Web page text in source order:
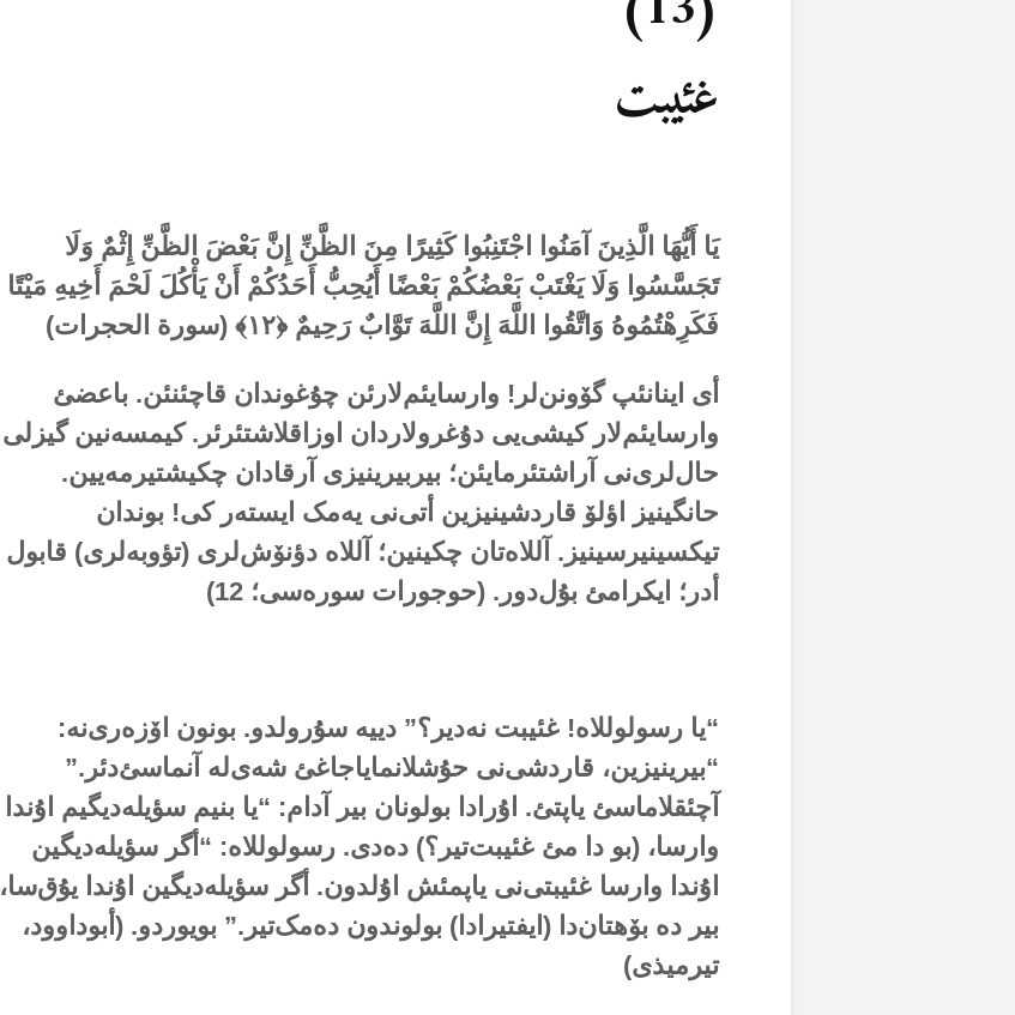
غئیبت
يَا أَيُّهَا الَّذِينَ آمَنُوا اجْتَنِبُوا كَثِيرًا مِنَ الظَّنِّ إِنَّ بَعْضَ الظَّنِّ إِثْمٌ وَلَا
تَجَسَّسُوا وَلَا يَغْتَبْ بَعْضُكُمْ بَعْضًا أَيُحِبُّ أَحَدُكُمْ أَنْ يَأْكُلَ لَحْمَ أَخِيهِ مَيْتًا
فَكَرِهْتُمُوهُ وَاتَّقُوا اللَّهَ إِنَّ اللَّهَ تَوَّابٌ رَحِيمٌ ﴿۱۲﴾ (سورة الحجرات)
أی اینانئپ گۆونن‌لر! وارسایئم‌لارئن چۇغوندان قاچئنئن. باعضئ
وارسایئم‌لار کیشی‌یی دۇغرولاردان اوزاقلاشتئرئر. کیمسەنین گیزلی
حال‌لری‌نی آراشتئرمایئن؛ بیربیرینیزی آرقادان چکیشتیرمەیین.
حانگینیز اؤلۆ قاردشینیزین أتی‌نی یەمک ایستەر کی! بوندان
تیکسینیرسینیز. آللاەتان چکینین؛ آللاە دؤنۆش‌لری (تؤوبەلری) قابول
أدر؛ ایکرامئ بۇل‌دور. (حوجورات سورەسی؛ 12
)
“یا رسولوللاە! غئیبت نەدیر؟” دییە سۇرولدو. بونون اۆزەری‌نە:
“بیرینیزین، قاردشی‌نی حۇشلانمایاجاغئ شەی‌لە آنماسئ‌دئر.”
آچئقلاماسئ یاپتئ. اۇرادا بولونان بیر آدام: “یا بنیم سؤیلەدیگیم اۇندا
وارسا، (بو دا مئ غئیبت‌تیر؟) دەدی. رسولوللاە: “أگر سؤیلەدیگین
اۇندا وارسا غئیبتی‌نی یاپمئش اۇلدون. أگر سؤیلەدیگین اۇندا یۇق‌سا،
بیر دە بۆهتان‌دا (ایفتیرادا) بولوندون دەمک‌تیر.” بویوردو. (أبوداوود،
تیرمیذی)